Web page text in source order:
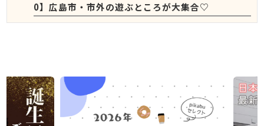
0】広島市・市外の遊ぶところが大集合♡